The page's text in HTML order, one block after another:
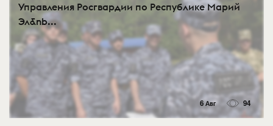
Управления Росгвардии по Республике Марий
Эл&nb...
6 Авг 94